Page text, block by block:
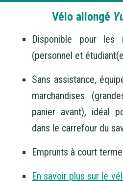
Vélo allongé
Disponible pour les
(personnel et
Sans assistance,
marchandises
panier avant), idéal
dans le carrefour du
Emprunts à court
En savoir plus sur le